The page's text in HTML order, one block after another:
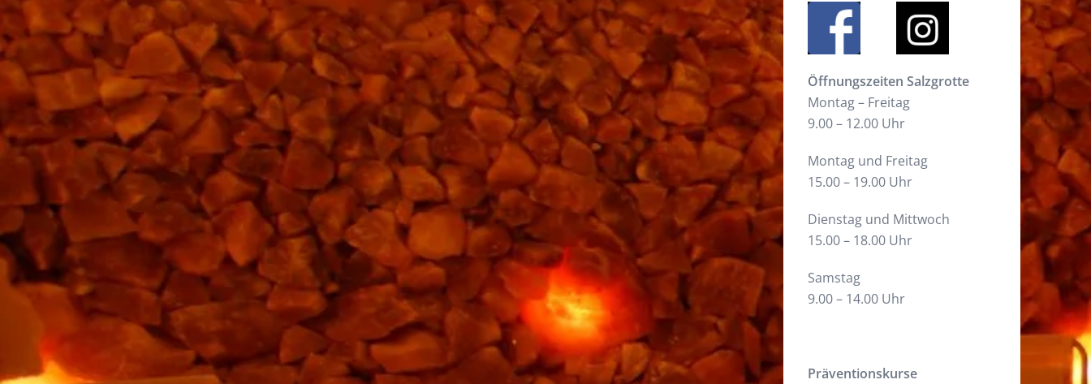
Öffnungszeiten Salzgrotte
Montag – Freitag
9.00 – 12.00 Uhr
Montag und Freitag
15.00 – 19.00 Uhr
Dienstag und Mittwoch
15.00 – 18.00 Uhr
Samstag
9.00 – 14.00 Uhr
Präventionskurse